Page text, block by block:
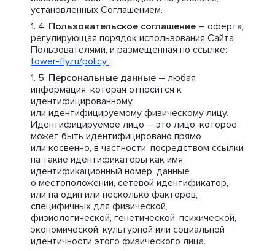
установленных Соглашением.
Пользовательское соглашение – оферта,
регулирующая порядок использования Сайта
Пользователями, и размещенная по ссылке:
tower-fly.ru/policy .
Персональные данные – любая
информация, которая относится к
идентифицированному
или идентифицируемому физическому лицу.
Идентифицируемое лицо – это лицо, которое
может быть идентифицировано прямо
или косвенно, в частности, посредством ссылки
на такие идентификаторы как имя,
идентификационный номер, данные
о местоположении, сетевой идентификатор,
или на один или несколько факторов,
специфичных для физической,
физиологической, генетической, психической,
экономической, культурной или социальной
идентичности этого физического лица.